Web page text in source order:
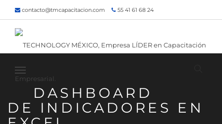
contacto@tmcapacitacion.com 55 41 61 68 24
55 47 60 80 49
Inicio ¿Quiénes somos? Contacto
¡Siguenos!
DASHBOARD
DE INDICADORES EN